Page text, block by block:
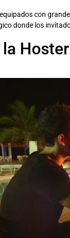
con
donde los